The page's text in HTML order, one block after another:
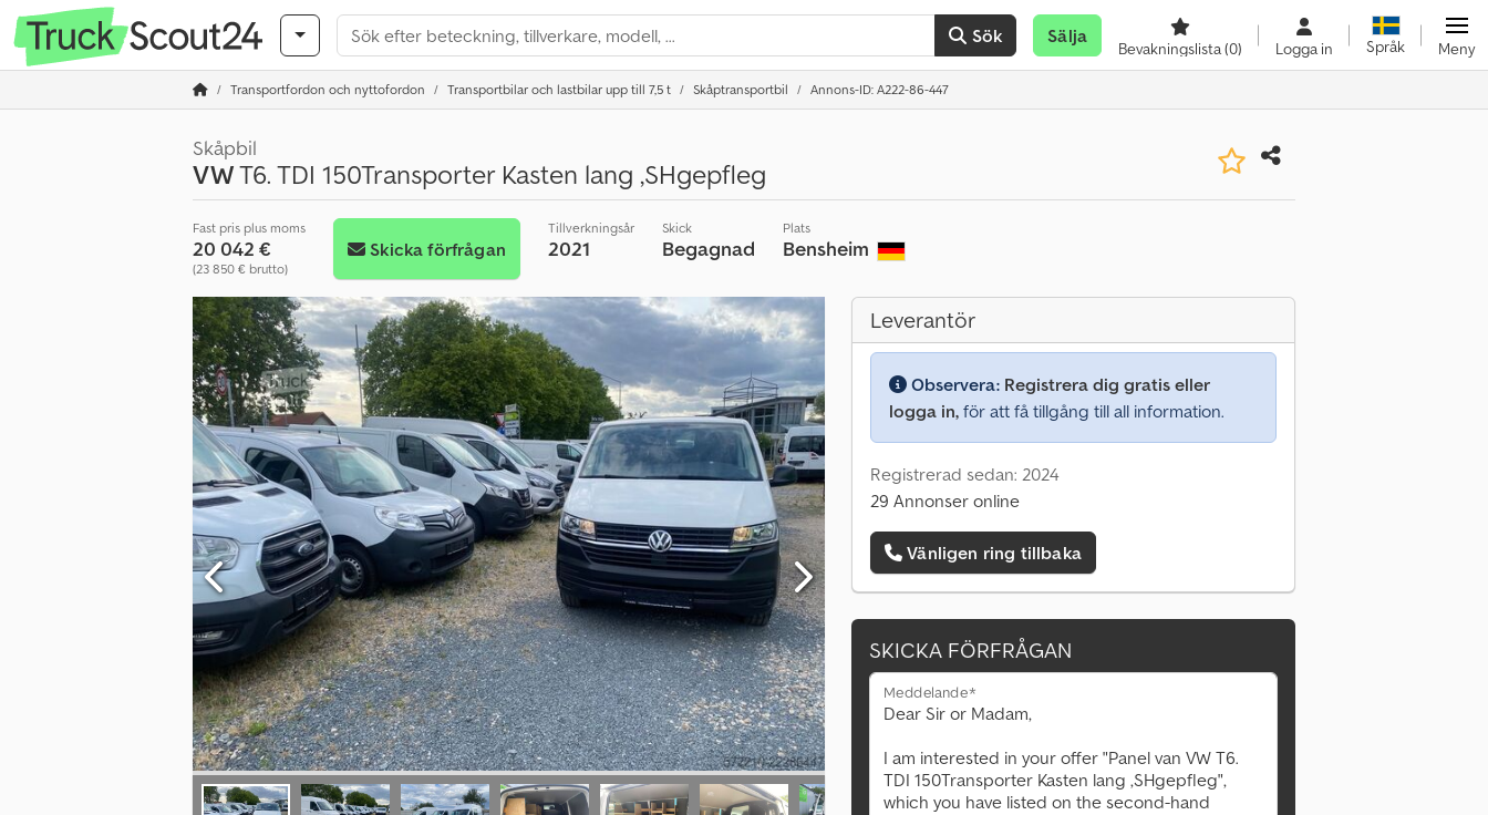
Sök Sälja
Bevakningslista(0) Logga in Språk Meny
Transportfordon och nyttofordon Transportbilar och lastbilar upp till 7,5 t Skåptransportbil Annons-ID: A222-86-447
Skåpbil
VWT6. TDI 150Transporter Kasten lang ,SHgepfleg
Fast pris plus moms
20 042 €
(23 850 € brutto)
Skicka förfrågan
Tillverkningsår
2021
Skick
Begagnad
Plats
Bensheim
Leverantör
Observera: Registrera dig gratis eller
logga in, för att få tillgång till all information.
Registrerad sedan: 2024
29 Annonser online
Vänligen ring tillbaka
SKICKA FÖRFRÅGAN
Meddelande*